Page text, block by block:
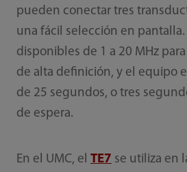
pueden conectar tres
una fácil selección en pantalla.
disponibles de 1 a 20 MHz
de alta definición, y el equipo
de 25 segundos, o tres
de espera.
En el UMC, el TE7 se utiliza en